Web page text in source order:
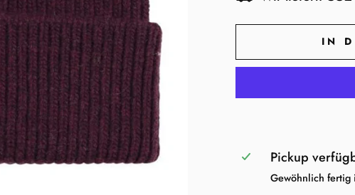
IN
Pickup
Gewöhnlich fertig